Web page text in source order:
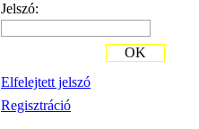
Jelszó:
Elfelejtett jelszó
Regisztráció
OK